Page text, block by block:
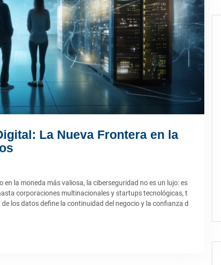
La Nueva Frontera en la
la moneda más valiosa, la ciberseguridad no es un lujo: es
corporaciones multinacionales y startups tecnológicas, t
los datos define la continuidad del negocio y la confianza d